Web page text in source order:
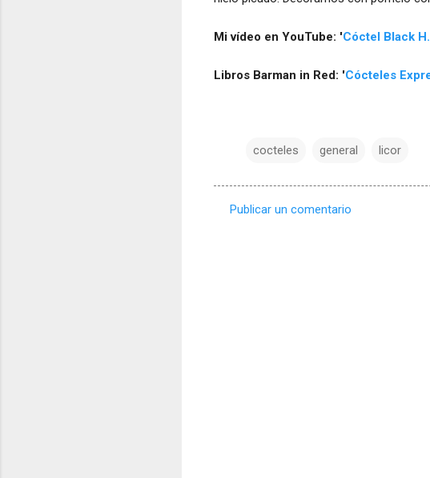
Mi vídeo en YouTube: 'Cóctel Black
Libros Barman in Red: 'Cócteles
cocteles general licor
Publicar un comentario